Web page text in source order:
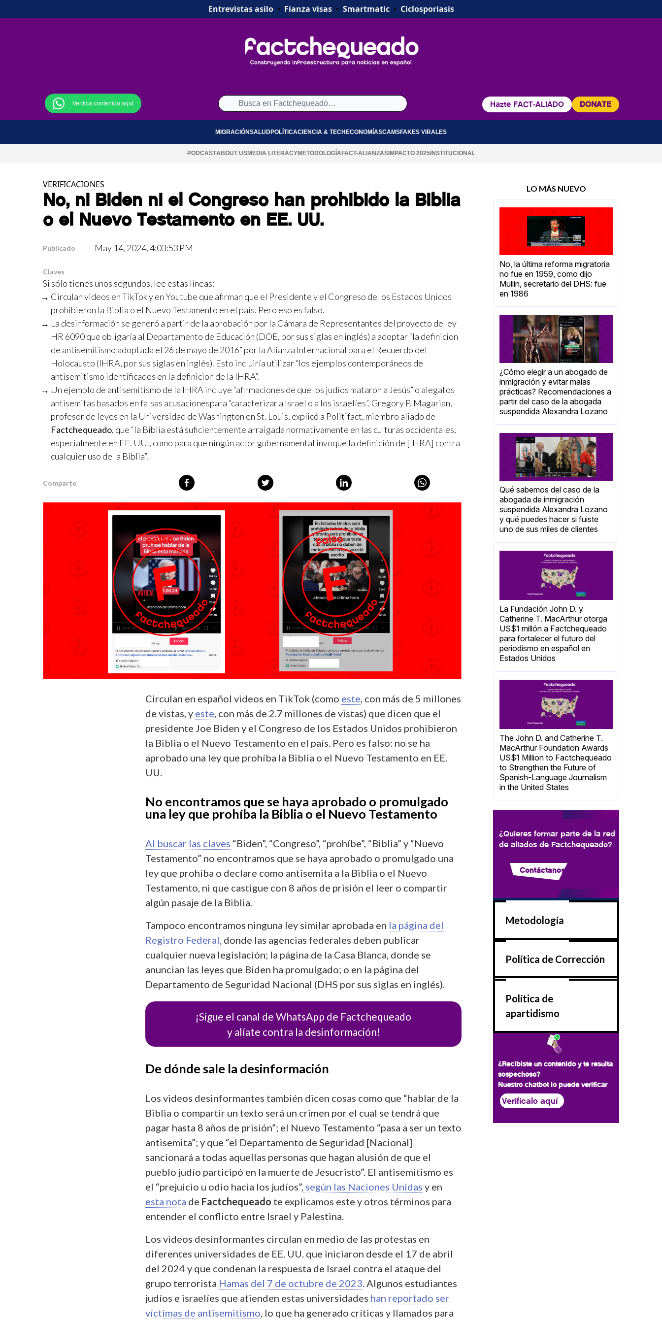
Entrevistas asilo• Fianza visas• Smartmatic• Ciclosporiasis
Verifica contenido aquí Hazte FACT-ALIADO DONATE
MIGRACIÓNSALUDPOLÍTICACIENCIA & TECH ECONOMÍASCAMSFAKES VIRALES
PODCASTABOUT USMEDIA LITERACYMETODOLOGÍA FACT-ALIANZASIMPACTO 2025INSTITUCIONAL
VERIFICACIONES
No, ni Biden ni el Congreso han prohibido la Biblia
o el Nuevo Testamento en EE. UU.
Publicado May 14, 2024, 4:03:53 PM
Claves
Si sólo tienes unos segundos, lee estas líneas:
Circulan videos en TikTok y en Youtube que afirman que el Presidente y el Congreso de los Estados Unidos
prohibieron la Biblia o el Nuevo Testamento en el país. Pero eso es falso.
La desinformación se generó a partir de la aprobación por la Cámara de Representantes del proyecto de ley
HR 6090 que obligaría al Departamento de Educación (DOE, por sus siglas en inglés) a adoptar “la definicion
de antisemitismo adoptada el 26 de mayo de 2016” por la Alianza Internacional para el Recuerdo del
Holocausto (IHRA, por sus siglas en inglés). Esto incluiría utilizar “los ejemplos contemporáneos de
antisemitismo identificados en la definicion de la IHRA”.
Un ejemplo de antisemitismo de la IHRA incluye “afirmaciones de que los judíos mataron a Jesús” o alegatos
antisemitas basados en falsas acusacionespara “caracterizar a Israel o a los israelíes”. Gregory P. Magarian,
profesor de leyes en la Universidad de Washington en St. Louis, explicó a Politifact, miembro aliado de
Factchequeado, que “la Biblia está suficientemente arraigada normativamente en las culturas occidentales,
especialmente en EE. UU., como para que ningún actor gubernamental invoque la definición de [IHRA] contra
cualquier uso de la Biblia”.
Comparte
Circulan en español videos en TikTok (como este , con más de 5 millones
de vistas, y este , con más de 2.7 millones de vistas) que dicen que el
presidente Joe Biden y el Congreso de los Estados Unidos prohibieron
la Biblia o el Nuevo Testamento en el país. Pero es falso: no se ha
aprobado una ley que prohíba la Biblia o el Nuevo Testamento en EE.
UU.
No encontramos que se haya aprobado o promulgado
una ley que prohíba la Biblia o el Nuevo Testamento
Al buscar las claves “Biden”, “Congreso”, “prohíbe”, “Biblia” y “Nuevo
Testamento” no encontramos que se haya aprobado o promulgado una
ley que prohíba o declare como antisemita a la Biblia o el Nuevo
Testamento, ni que castigue con 8 años de prisión el leer o compartir
algún pasaje de la Biblia.
Tampoco encontramos ninguna ley similar aprobada en la página del
Registro Federal, donde las agencias federales deben publicar
cualquier nueva legislación; la página de la Casa Blanca, donde se
anuncian las leyes que Biden ha promulgado; o en la página del
Departamento de Seguridad Nacional (DHS por sus siglas en inglés).
¡Sigue el canal de WhatsApp de Factchequeado
y alíate contra la desinformación!
De dónde sale la desinformación
Los videos desinformantes también dicen cosas como que “hablar de la
Biblia o compartir un texto será un crimen por el cual se tendrá que
pagar hasta 8 años de prisión”; el Nuevo Testamento “pasa a ser un texto
antisemita”; y que “el Departamento de Seguridad [Nacional]
sancionará a todas aquellas personas que hagan alusión de que el
pueblo judío participó en la muerte de Jesucristo”. El antisemitismo es
el “prejuicio u odio hacia los judíos”, según las Naciones Unidas y en
esta nota de Factchequeado te explicamos este y otros términos para
entender el conflicto entre Israel y Palestina.
Los videos desinformantes circulan en medio de las protestas en
diferentes universidades de EE. UU. que iniciaron desde el 17 de abril
del 2024 y que condenan la respuesta de Israel contra el ataque del
grupo terrorista Hamas del 7 de octubre de 2023 . Algunos estudiantes
judíos e israelíes que atienden estas universidades han reportado ser
víctimas de antisemitismo , lo que ha generado críticas y llamados para
LO MÁS NUEVO
No, la última reforma migratoria
no fue en 1959, como dijo
Mullin, secretario del DHS: fue
en 1986
¿Cómo elegir a un abogado de
inmigración y evitar malas
prácticas? Recomendaciones a
partir del caso de la abogada
suspendida Alexandra Lozano
Qué sabemos del caso de la
abogada de inmigración
suspendida Alexandra Lozano
y qué puedes hacer si fuiste
uno de sus miles de clientes
La Fundación John D. y
Catherine T. MacArthur otorga
US$1 millón a Factchequeado
para fortalecer el futuro del
periodismo en español en
Estados Unidos
The John D. and Catherine T.
MacArthur Foundation Awards
US$1 Million to Factchequeado
to Strengthen the Future of
Spanish-Language Journalism
in the United States
¿Quieres formar parte de la red
de aliados de Factchequeado?
Contáctanos
Metodología
Política de Corrección
Política de
apartidismo
¿Recibiste un contenido y te resulta
sospechoso?
Nuestro chatbot lo puede verificar
Verifícalo aquí